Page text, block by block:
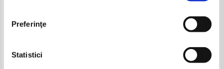
Preferinţe
Statistici